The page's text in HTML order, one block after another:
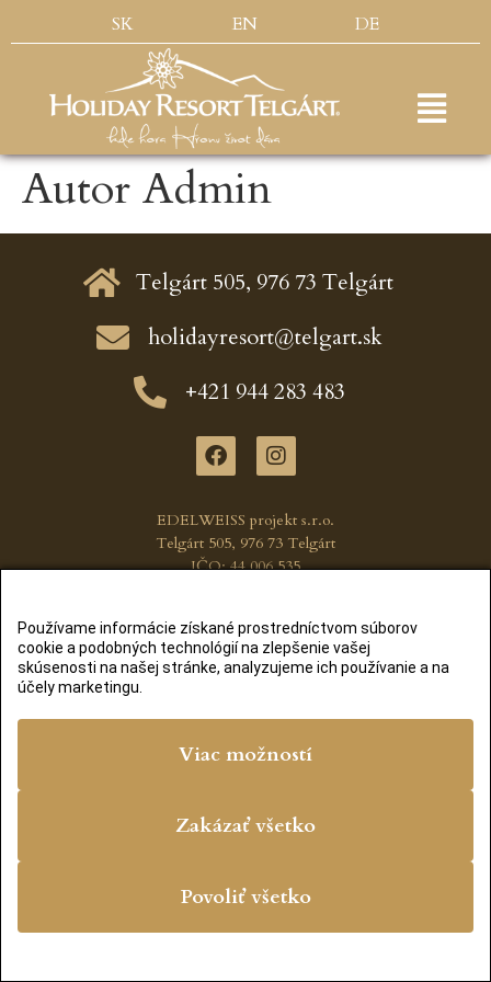
SK EN DE
Autor Admin
Telgárt 505, 976 73 Telgárt
holidayresort@telgart.sk
+421 944 283 483
EDELWEISS projekt s.r.o.
Telgárt 505, 976 73 Telgárt
IČO: 44 006 535
© 2020 – 2026 Telgart.sk, vytvorilLukáš Šleboda
Používame informácie získané prostredníctvom súborov
cookie a podobných technológií na zlepšenie vašej
skúsenosti na našej stránke, analyzujeme ich používanie a na
účely marketingu.
Viac možností
Zakázať všetko
Povoliť všetko